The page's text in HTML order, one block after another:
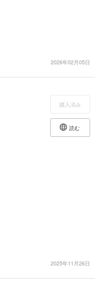
2026年02月05日
購入済み
読む
2025年11月26日